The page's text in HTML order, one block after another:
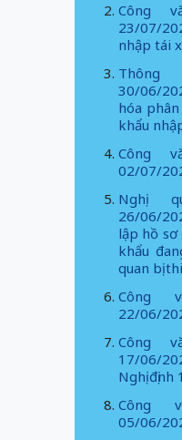
Công
23/07/
nhập tái
Thông
30/06/
hóa
khẩu
Công
02/07/
Nghị
26/06/
lập hồ sơ
khẩu
quan bị
Công
22/06/
Công
17/06/
Nghị định
Công
05/06/